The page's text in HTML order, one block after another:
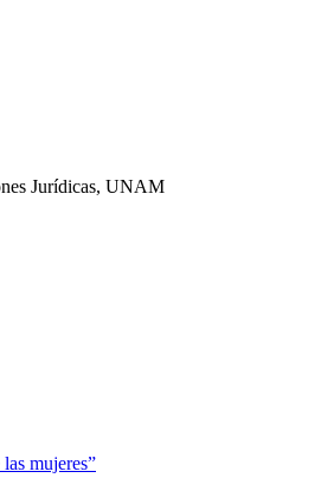
Jurídicas, UNAM
mujeres”